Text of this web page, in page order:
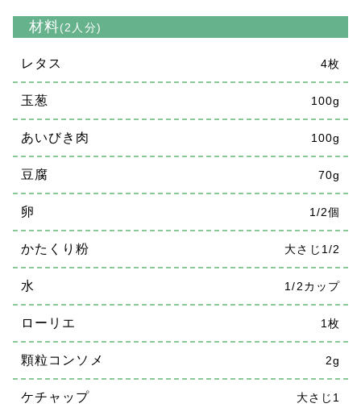
材料(2人分)
レタス 4枚
玉葱 100g
あいびき肉 100g
豆腐 70g
卵 1/2個
かたくり粉 大さじ1/2
水 1/2カップ
ローリエ 1枚
顆粒コンソメ 2g
ケチャップ 大さじ1